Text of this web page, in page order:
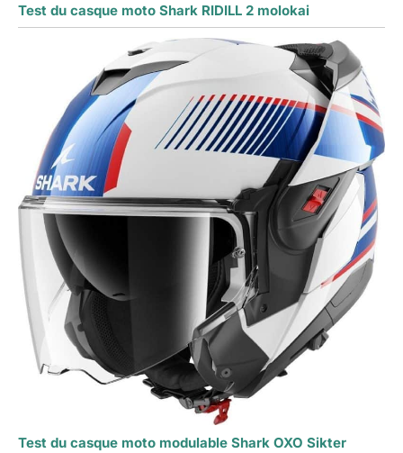
Test du casque moto Shark RIDILL 2 molokai
Test du casque moto modulable Shark OXO Sikter